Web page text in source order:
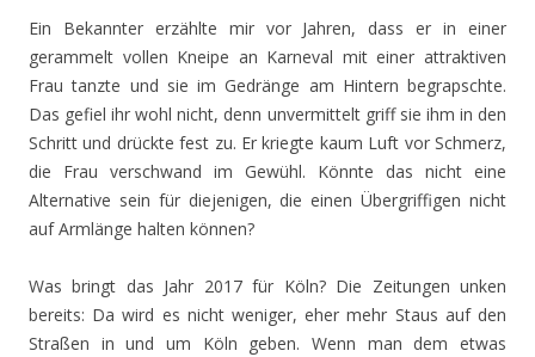
Ein Bekannter erzählte mir vor Jahren, dass er in einer
gerammelt vollen Kneipe an Karneval mit einer attraktiven
Frau tanzte und sie im Gedränge am Hintern begrapschte.
Das gefiel ihr wohl nicht, denn unvermittelt griff sie ihm in den
Schritt und drückte fest zu. Er kriegte kaum Luft vor Schmerz,
die Frau verschwand im Gewühl. Könnte das nicht eine
Alternative sein für diejenigen, die einen Übergriffigen nicht
auf Armlänge halten können?
Was bringt das Jahr 2017 für Köln? Die Zeitungen unken
bereits: Da wird es nicht weniger, eher mehr Staus auf den
Straßen in und um Köln geben. Wenn man dem etwas